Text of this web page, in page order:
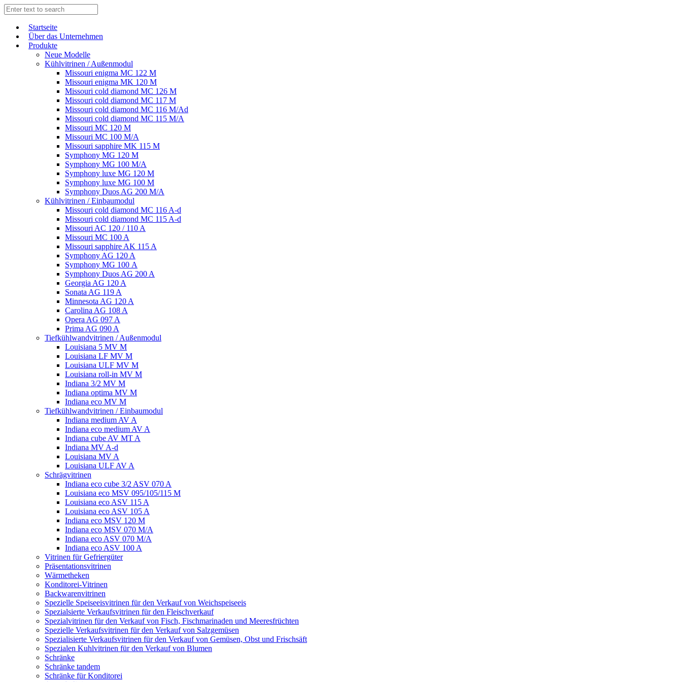
Start­sei­te
Über das Unternehmen
Produkte
Neue Modelle
Kühlvitrinen / Außenmodul
Missouri enigma MC 122 M
Missouri enigma MK 120 M
Missouri cold diamond MC 126 M
Missouri cold diamond MC 117 M
Missouri cold diamond MC 116 M/Ad
Missouri cold diamond MC 115 M/A
Missouri MC 120 M
Missouri MC 100 M/A
Missouri sapphire MK 115 M
Symphony MG 120 M
Symphony MG 100 M/А
Symphony luxe MG 120 M
Symphony luxe MG 100 M
Symphony Duos AG 200 M/A
Kühlvitrinen / Einbaumodul
Missouri cold diamond MC 116 A-d
Missouri cold diamond MC 115 A-d
Missouri AC 120 / 110 A
Missouri MC 100 A
Missouri sapphire AK 115 A
Symphony AG 120 A
Symphony MG 100 А
Symphony Duos AG 200 A
Georgia AG 120 A
Sonata AG 119 A
Minnesota AG 120 A
Carolina AG 108 A
Opera AG 097 A
Prima AG 090 A
Tiefkühlwandvitrinen / Außenmodul
Louisiana 5 MV M
Louisiana LF MV M
Louisiana ULF MV M
Louisiana roll-in MV M
Indiana 3/2 MV M
Indiana optima MV M
Indiana eco MV M
Tiefkühlwandvitrinen / Einbaumodul
Indiana medium AV A
Indiana eco medium AV A
Indiana cube AV MT A
Indiana MV A-d
Louisiana MV A
Louisiana ULF AV A
Schrägvitrinen
Indiana eco cube 3/2 ASV 070 A
Louisiana eco MSV 095/105/115 M
Louisiana eco ASV 115 A
Louisiana eco ASV 105 A
Indiana eco MSV 120 M
Indiana eco MSV 070 M/A
Indiana eco ASV 070 M/A
Indiana eco ASV 100 A
Vitrinen für Gefriergüter
Präsentationsvitrinen
Wärmetheken
Konditorei-Vitrinen
Backwarenvitrinen
Spezielle Speiseeisvitrinen für den Verkauf von Weichspeiseeis
Spezialsierte Verkaufsvitrinen für den Fleischverkauf
Spezialvitrinen für den Verkauf von Fisch, Fischmarinaden und Meeresfrüchten
Spezielle Verkaufsvitrinen für den Verkauf von Salzgemüsen
Spezialisierte Verkaufsvitrinen für den Verkauf von Gemüsen, Obst und Frischsäft
Spezialen Kuhlvitrinen für den Verkauf von Blumen
Schränke
Schränke tandem
Schränke für Konditorei